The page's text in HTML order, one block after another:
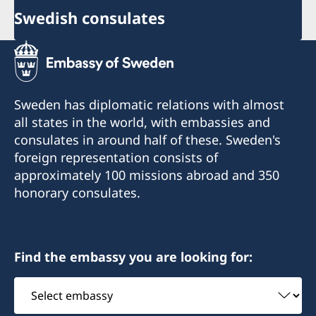
Swedish consulates
Sweden has diplomatic relations with almost
all states in the world, with embassies and
consulates in around half of these. Sweden's
foreign representation consists of
approximately 100 missions abroad and 350
honorary consulates.
Find the embassy you are looking for:
Select
embassy